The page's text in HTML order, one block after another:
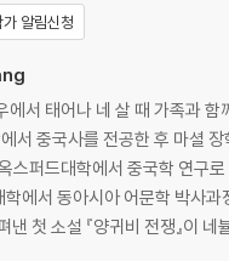
알림신청
서 태어나 네 살 때 가족과 함
서 중국사를 전공한 후 마셜 장
스퍼드대학에서 중국학 연구
에서 동아시아 어문학 박사과
후보에 오르며 화려하게 데뷔